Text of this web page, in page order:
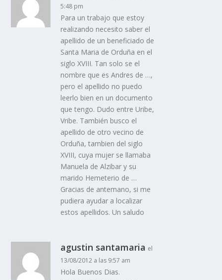
5:48 pm
Para un trabajo que estoy
realizando necesito saber el
apellido de un beneficiado de
Santa Maria de Orduña en el
siglo XVIII. Tan solo se el
nombre que es Andres de …,
pero el apellido no puedo
leerlo bien en un documento
que tengo. Dudo entre Uribe,
Vribe. También busco el
apellido de otro vecino de
Orduña, tambien del siglo
XVIII, cuya mujer se llamaba
Manuela de Alzibar y su
marido Hemeterio de …
Gracias de antemano, si me
pudiera ayudar a localizar
estos apellidos. Un saludo
agustin santamaria el
13/08/2012 a las 9:57 am
Hola Buenos Dias.